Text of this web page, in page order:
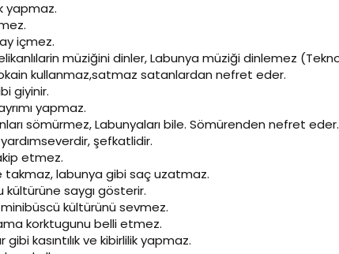
yapmaz.
içmez.
müziğini dinler, Labunya müziği dinlemez
kullanmaz,satmaz satanlardan nefret eder.
giyinir.
yapmaz.
sömürmez, Labunyaları bile. Sömürenden nefret eder.
şefkatlidir.
etmez.
takmaz, labunya gibi saç uzatmaz.
kültürüne saygı gösterir.
kültürünü sevmez.
korktugunu belli etmez.
kasıntılık ve kibirlilik yapmaz.